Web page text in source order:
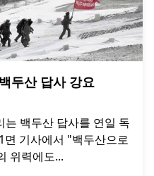
두산 답사 강요
백두산 답사를 연일 독
면 기사에서 "백두산으로
위력에도...